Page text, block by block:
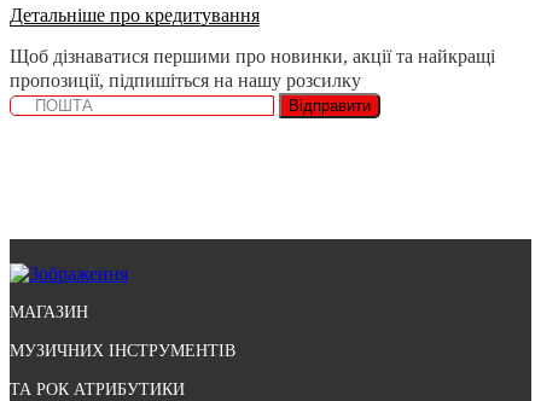
Детальніше про кредитування
Щоб дізнаватися першими про новинки, акції та найкращі
пропозиції, підпишіться на нашу розсилку
Відправити
МАГАЗИН
МУЗИЧНИХ ІНСТРУМЕНТІВ
ТА РОК АТРИБУТИКИ